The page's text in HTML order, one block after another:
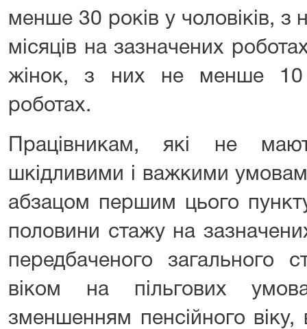
менше 30 років у чоловіків,
місяців на зазначених
жінок, з них не менше 10
роботах.
Працівникам, які не
шкідливими і важкими
абзацом першим цього
половини стажу на
передбаченого загального
віком на пільгових
зменшенням пенсійного віку,